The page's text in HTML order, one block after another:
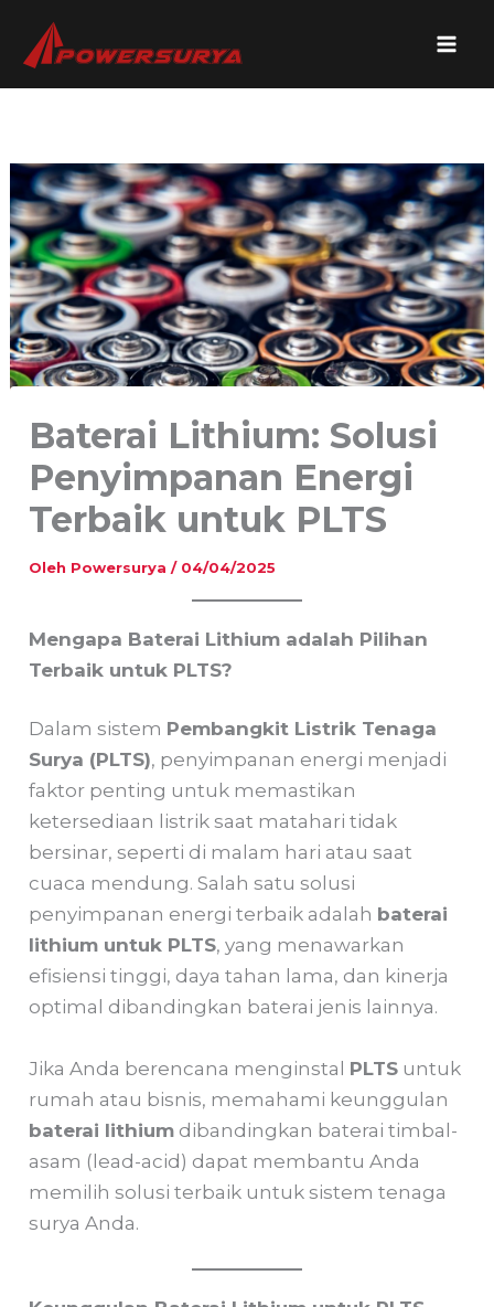
Baterai Lithium: Solusi
Penyimpanan Energi
Terbaik untuk PLTS
Oleh Powersurya/ 04/04/2025
Mengapa Baterai Lithium adalah Pilihan
Terbaik untuk PLTS?
Dalam sistem Pembangkit Listrik Tenaga
Surya (PLTS), penyimpanan energi menjadi
faktor penting untuk memastikan
ketersediaan listrik saat matahari tidak
bersinar, seperti di malam hari atau saat
cuaca mendung. Salah satu solusi
penyimpanan energi terbaik adalah baterai
lithium untuk PLTS, yang menawarkan
efisiensi tinggi, daya tahan lama, dan kinerja
optimal dibandingkan baterai jenis lainnya.
Jika Anda berencana menginstal PLTS untuk
rumah atau bisnis, memahami keunggulan
baterai lithium dibandingkan baterai timbal-
asam (lead-acid) dapat membantu Anda
memilih solusi terbaik untuk sistem tenaga
surya Anda.